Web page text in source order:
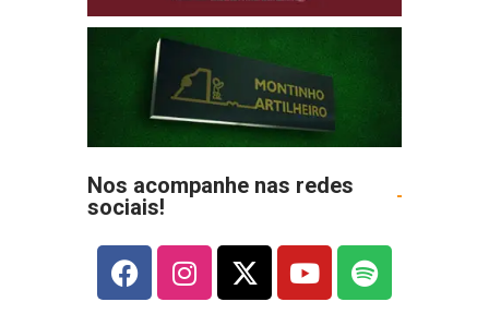
Nos acompanhe nas redes
sociais!